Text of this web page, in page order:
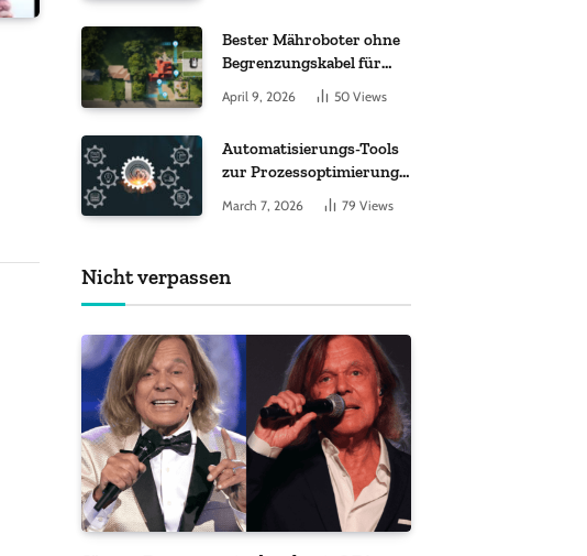
Bester Mähroboter ohne
Begrenzungskabel für
kleine Gärten: Worauf es
bei 200 bis 500 m²
April 9, 2026 50 Views
Automatisierungs-Tools
zur Prozessoptimierung
im Einkauf: Wichtige
Funktionen, auf die Sie
March 7, 2026 79 Views
Nicht verpassen